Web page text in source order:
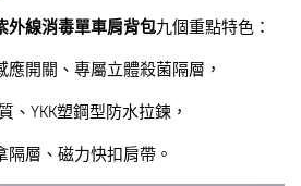
外線消毒單車肩背包九個重點特色：
開關、專屬立體殺菌隔層，
、YKK塑鋼型防水拉鍊，
層、磁力快扣肩帶。